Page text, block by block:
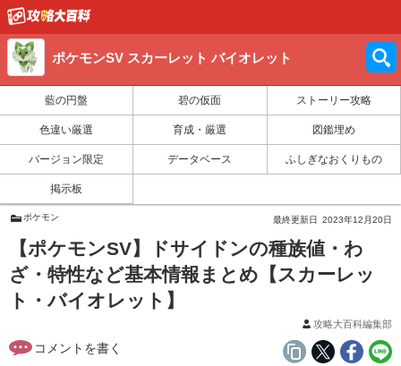
ポケモンSV スカーレット バイオレット
藍の円盤 碧の仮面 ストーリー攻略
色違い厳選 育成・厳選 図鑑埋め
バージョン限定 データベース ふしぎなおくりもの
掲示板
ポケモン 最終更新日 2023年12月20日
【ポケモンSV】ドサイドンの種族値・わ
ざ・特性など基本情報まとめ【スカーレッ
ト・バイオレット】
攻略大百科編集部